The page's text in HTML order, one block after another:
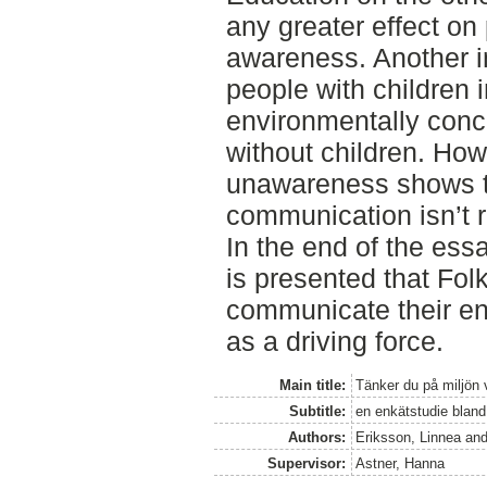
any greater effect on
awareness. Another
people with children
environmentally
without children.
unawareness
communication isn’t
In the end of the
is presented that
communicate their
as a driving force.
Main title:
Tänker du på miljön
Subtitle:
en enkätstudie
Authors:
Eriksson, Linnea
Supervisor:
Astner, Hanna